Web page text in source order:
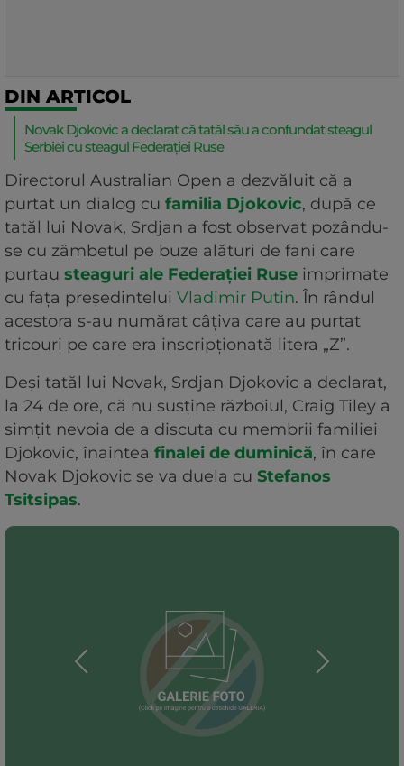
DIN ARTICOL
Novak Djokovic a declarat că tatăl său a confundat steagul
Serbiei cu steagul Federației Ruse
Directorul Australian Open a dezvăluit că a
purtat un dialog cu familia Djokovic, după ce
tatăl lui Novak, Srdjan a fost observat pozându-
se cu zâmbetul pe buze alături de fani care
purtau steaguri ale Federației Ruse imprimate
cu fața președintelui Vladimir Putin. În rândul
acestora s-au numărat câțiva care au purtat
tricouri pe care era inscripționată litera „Z”.
Deși tatăl lui Novak, Srdjan Djokovic a declarat,
la 24 de ore, că nu susține războiul, Craig Tiley a
simțit nevoia de a discuta cu membrii familiei
Djokovic, înaintea finalei de duminică, în care
Novak Djokovic se va duela cu Stefanos
Tsitsipas.